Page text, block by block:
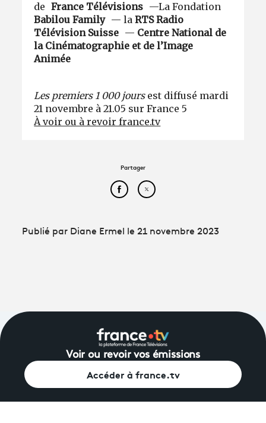
deFrance Télévisions —La Fondation
Babilou Family — laRTS Radio
Télévision Suisse — Centre National de
la Cinématographie et de l’Image
Animée
Les premiers 1 000 joursest diffusé mardi
21 novembre à 21.05 sur France 5
À voir ou à revoir france.tv
Partager
Partager cet article sur
Partager cet article sur
Publié par Diane Ermel le 21 novembre 2023
Voir ou revoir vos émissions
Accéder à france.tv